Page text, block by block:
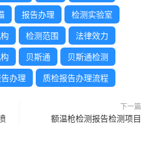
报告办理 检测实验室
检测范围 法律效力
贝斯通 贝斯通检测
办理 质检报告办理流程
下一篇
额温枪检测报告检测项目